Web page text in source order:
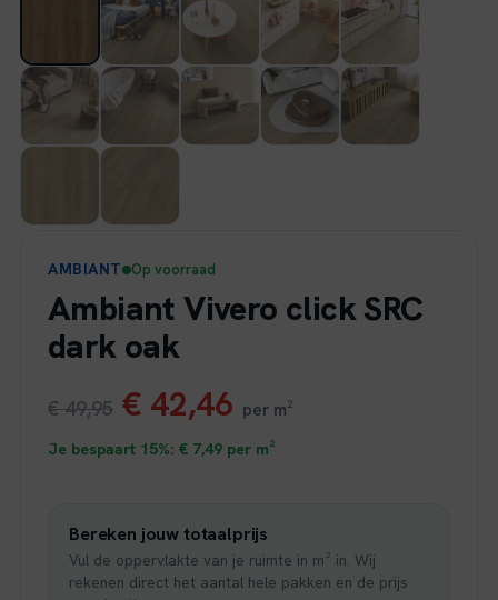
AMBIANT Op voorraad
Ambiant Vivero click SRC
dark oak
€49,95 Oorspronkelijke
prijs
€ 49,95.
€ 42,46 Huidige
prijs
€ 42,46.
per m²
Je bespaart 15%: € 7,49 per m²
Bereken jouw totaalprijs
Vul de oppervlakte van je ruimte in m² in. Wij
rekenen direct het aantal hele pakken en de prijs